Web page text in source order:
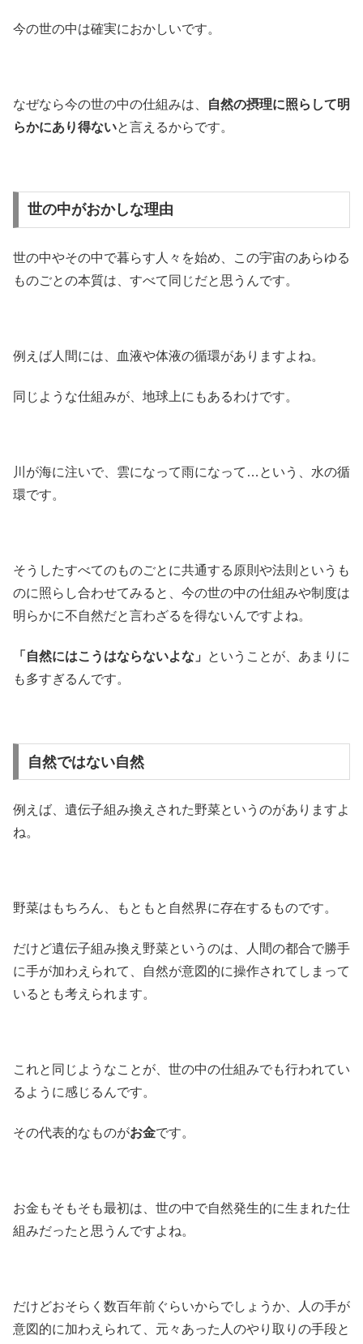
今の世の中は確実におかしいです。
なぜなら今の世の中の仕組みは、
自然の摂理に照らして明
らかにあり得ないと言えるからです。
世の中がおかしな理由
世の中やその中で暮らす人々を始め、この宇宙のあらゆる
ものごとの本質は、すべて同じだと思うんです。
例えば人間には、血液や体液の循環がありますよね。
同じような仕組みが、地球上にもあるわけです。
川が海に注いで、雲になって雨になって…という、水の循
環です。
そうしたすべてのものごとに共通する原則や法則というも
のに照らし合わせてみると、今の世の中の仕組みや制度は
明らかに不自然だと言わざるを得ないんですよね。
「自然にはこうはならないよな」
ということが、あまりに
も多すぎるんです。
自然ではない自然
例えば、遺伝子組み換えされた野菜というのがありますよ
ね。
野菜はもちろん、もともと自然界に存在するものです。
だけど遺伝子組み換え野菜というのは、人間の都合で勝手
に手が加わえられて、自然が意図的に操作されてしまって
いるとも考えられます。
これと同じようなことが、世の中の仕組みでも行われてい
るように感じるんです。
その代表的なものがお金です。
お金もそもそも最初は、世の中で自然発生的に生まれた仕
組みだったと思うんですよね。
だけどおそらく数百年前ぐらいからでしょうか、人の手が
意図的に加わえられて、元々あった人のやり取りの手段と